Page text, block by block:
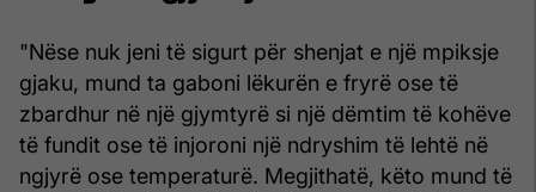
"Nëse nuk jeni të sigurt për shenjat e një mpiksje
gjaku, mund ta gaboni lëkurën e fryrë ose të
zbardhur në një gjymtyrë si një dëmtim të kohëve
të fundit ose të injoroni një ndryshim të lehtë në
ngjyrë ose temperaturë. Megjithatë, këto mund të